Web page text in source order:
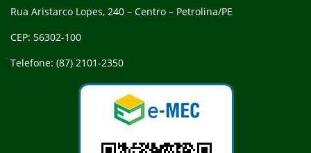
Rua Aristarco Lopes, 240 – Centro – Petrolina/PE
CEP: 56302-100
Telefone: (87) 2101-2350